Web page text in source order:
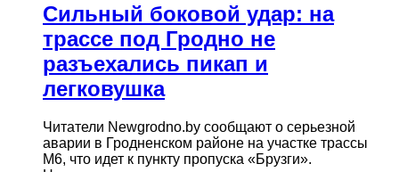
Сильный боковой удар: на
трассе под Гродно не
разъехались пикап и
легковушка
Читатели Newgrodno.by сообщают о серьезной
аварии в Гродненском районе на участке трассы
М6, что идет к пункту пропуска «Брузги».